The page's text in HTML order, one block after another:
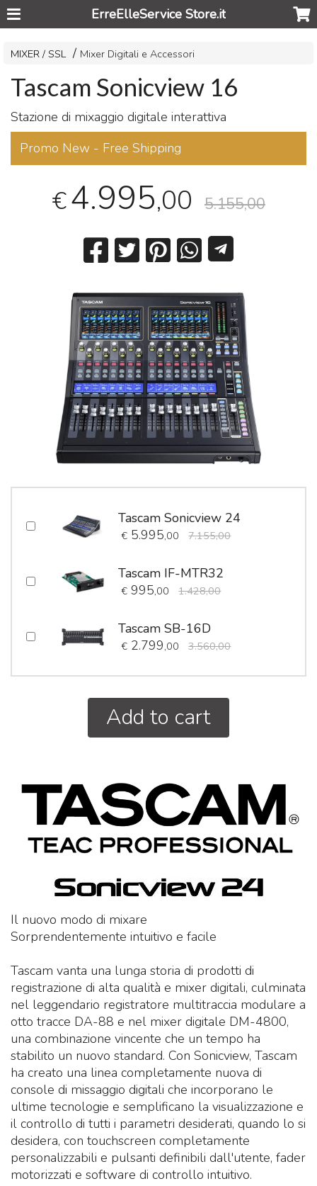
ErreElleService Store.it
MIXER / SSL Mixer Digitali e Accessori
Tascam Sonicview 16
Stazione di mixaggio digitale interattiva
Promo New - Free Shipping
€4.995,00 5.155,00
Tascam Sonicview 24
€ 5.995,00 7.155,00
Tascam IF-MTR32
€ 995,00 1.428,00
Tascam SB-16D
€ 2.799,00 3.560,00
Add to cart
Il nuovo modo di mixare
Sorprendentemente intuitivo e facile
Tascam vanta una lunga storia di prodotti di
registrazione di alta qualità e mixer digitali, culminata
nel leggendario registratore multitraccia modulare a
otto tracce DA-88 e nel mixer digitale DM-4800,
una combinazione vincente che un tempo ha
stabilito un nuovo standard. Con Sonicview, Tascam
ha creato una linea completamente nuova di
console di missaggio digitali che incorporano le
ultime tecnologie e semplificano la visualizzazione e
il controllo di tutti i parametri desiderati, quando lo si
desidera, con touchscreen completamente
personalizzabili e pulsanti definibili dall'utente, fader
motorizzati e software di controllo intuitivo.